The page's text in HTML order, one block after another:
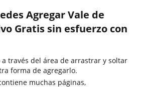
Agregar Vale de
Gratis sin esfuerzo con
través del área de arrastrar y soltar
forma de agregarlo.
muchas páginas,